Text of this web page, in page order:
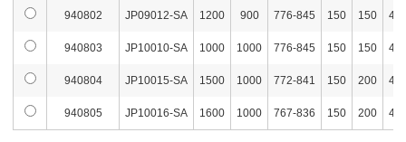
940802 JP09012-SA 1200 900 776-845 150 150
940803 JP10010-SA 1000 1000 776-845 150 150
940804 JP10015-SA 1500 1000 772-841 150 200
940805 JP10016-SA 1600 1000 767-836 150 200